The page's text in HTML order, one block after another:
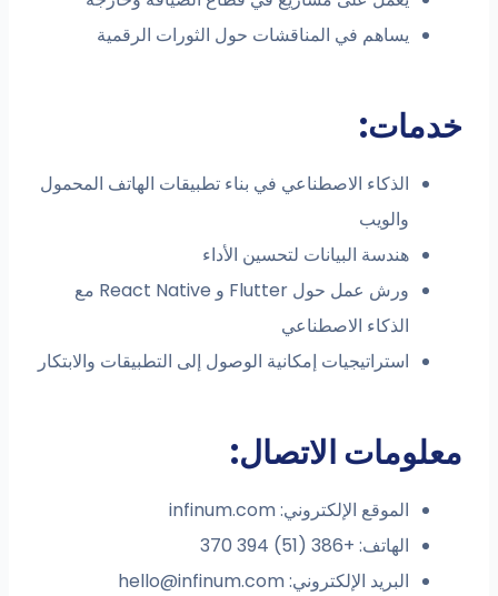
يساهم في المناقشات حول الثورات الرقمية
الذكاء الاصطناعي في بناء تطبيقات الهاتف المحمول
هندسة البيانات لتحسين الأداء
ورش عمل حول Flutter و React Native مع
الذكاء الاصطناعي
استراتيجيات إمكانية الوصول إلى التطبيقات والابتكار
الاتصال:
الموقع الإلكتروني: infinum.com
الهاتف: +386 (51) 394 370
البريد الإلكتروني:hello@infinum.com